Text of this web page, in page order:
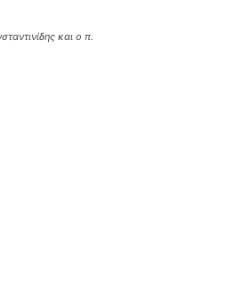
και ο π.